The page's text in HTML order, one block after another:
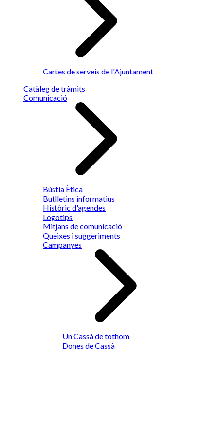
Cartes de serveis de l'Ajuntament
Catàleg de tràmits
Comunicació
Bústia Ètica
Butlletins informatius
Històric d'agendes
Logotips
Mitjans de comunicació
Queixes i suggeriments
Campanyes
Un Cassà de tothom
Dones de Cassà